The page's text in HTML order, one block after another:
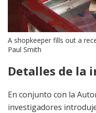
A shopkeeper fills out a
Paul Smith
Detalles de la
En conjunto con la
investigadores